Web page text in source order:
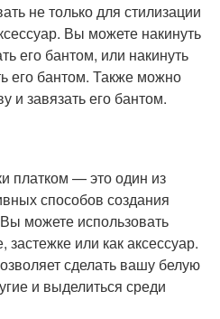
не только для стилизации
Вы можете накинуть
его бантом, или накинуть
его бантом. Также можно
и завязать его бантом.
платком — это один из
способов создания
можете использовать
застежке или как аксессуар.
сделать вашу белую
и выделиться среди